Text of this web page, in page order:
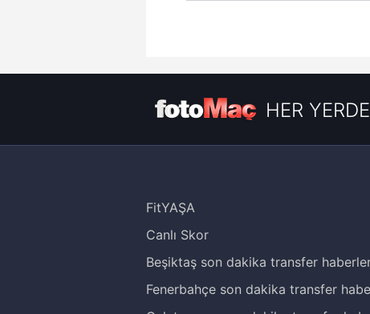
HER
FitYAŞA
Canlı Skor
Beşiktaş son dakika transfer
Fenerbahçe son dakika transfer